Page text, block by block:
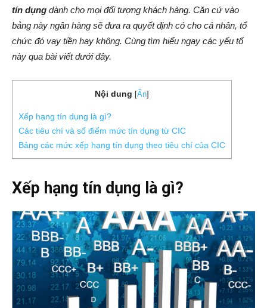
tín dụng dành cho mọi đối tượng khách hàng. Căn cứ vào
bảng này ngân hàng sẽ đưa ra quyết định có cho cá nhân, tổ
chức đó vay tiền hay không. Cùng tìm hiểu ngay các yếu tố
này qua bài viết dưới đây.
Nội dung [Ẩn]
Xếp hạng tín dụng là gì?
Các tiêu chí và số điểm mức tín dụng từ CIC
Bảng các mức xếp hạng tín dụng theo tiêu chí của CIC
Xếp hạng tín dụng là gì?